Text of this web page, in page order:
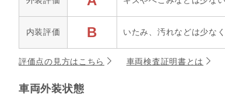
内装評価 B いたみ、汚れなどは少な
評価点の見方はこちら 車両検査証明書とは
車両外装状態